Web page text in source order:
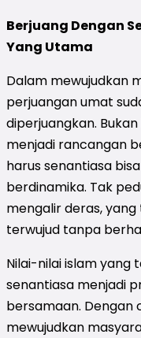
Berjuang Dengan
Yang Utama
Dalam mewujudkan
perjuangan umat
diperjuangkan.
menjadi rancangan
harus senantiasa
berdinamika. Tak
mengalir deras,
terwujud tanpa
Nilai-nilai islam yang
senantiasa menjadi
bersamaan. Dengan
mewujudkan